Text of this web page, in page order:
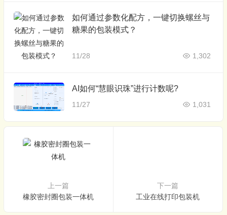
如何通过参数化配方，一键切换螺丝与
糖果的包装模式？
11/28 1,302
AI如何“慧眼识珠”进行计数呢?
11/27 1,031
上一篇
橡胶密封圈包装一体机
下一篇
工业在线打印包装机